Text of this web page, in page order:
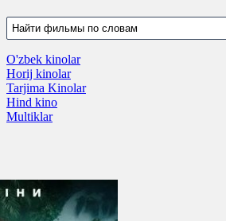
O'zbek kinolar
Horij kinolar
Tarjima Kinolar
Hind kino
Multiklar